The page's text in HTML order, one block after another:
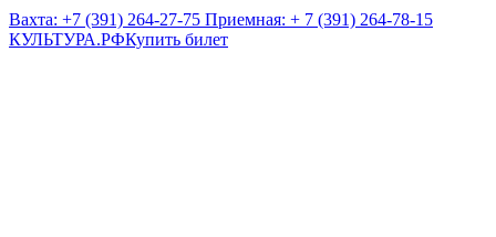
Вахта: +7 (391) 264-27-75 Приемная: + 7 (391) 264-78-15
КУЛЬТУРА.РФКупить билет